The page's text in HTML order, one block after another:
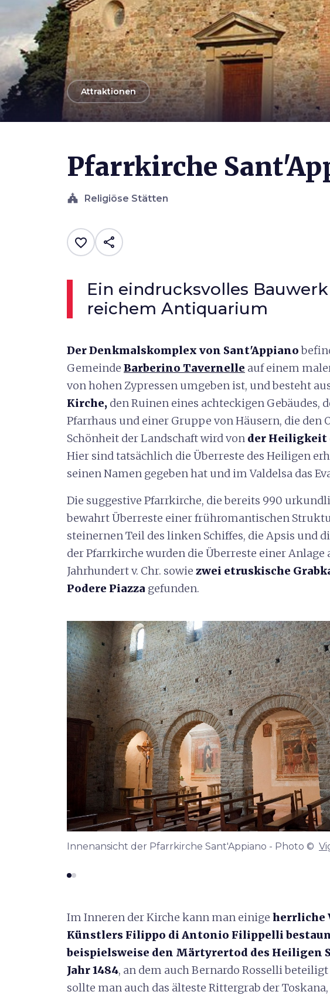
arrow_backAttraktionen
Pfarrkirche
church Religiöse Stätten
favorite_border share
Ein eindrucksvolles
reichem Antiquarium
Der Denkmalskomplex von Sant'Appiano
Gemeinde Barberino Tavernelle auf einem
von hohen Zypressen umgeben ist, und besteht
Kirche, den Ruinen eines achteckigen Gebäudes,
Pfarrhaus und einer Gruppe von Häusern, die den
Schönheit der Landschaft wird von der Heiligkeit
Hier sind tatsächlich die Überreste des Heiligen
seinen Namen gegeben hat und im Valdelsa das
Die suggestive Pfarrkirche, die bereits 990
bewahrt Überreste einer frühromantischen
steinernen Teil des linken Schiffes, die Apsis und
der Pfarrkirche wurden die Überreste einer Anlage
Jahrhundert v. Chr. sowie zwei etruskische
Podere Piazza gefunden.
Innenansicht der Pfarrkirche Sant'Appiano - Photo ©
Im Inneren der Kirche kann man einige herrliche
Künstlers Filippo di Antonio Filippelli
beispielsweise den Märtyrertod des Heiligen
Jahr 1484, an dem auch Bernardo Rosselli
sollte man auch das älteste Rittergrab der